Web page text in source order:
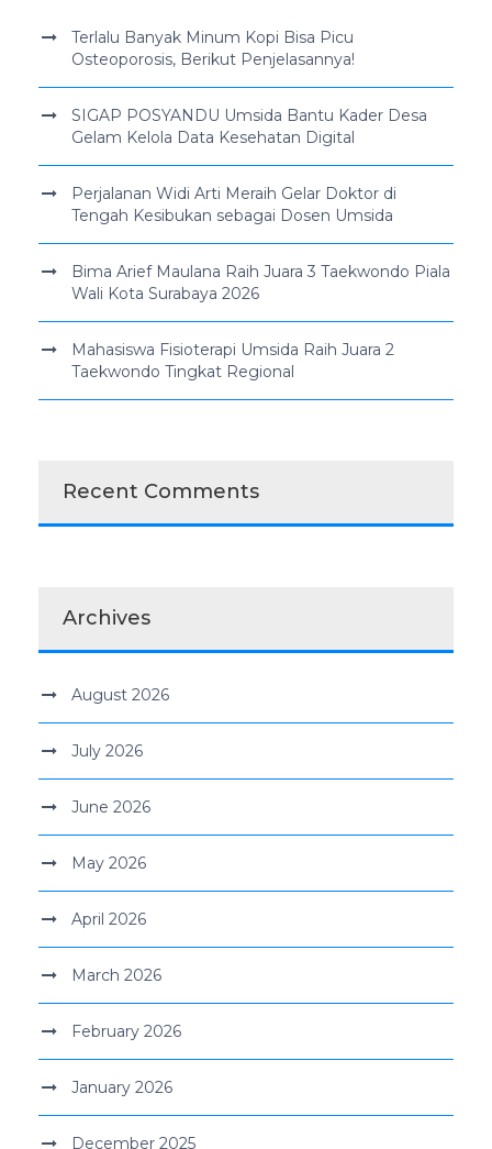
Terlalu Banyak Minum Kopi Bisa Picu
Osteoporosis, Berikut Penjelasannya!
SIGAP POSYANDU Umsida Bantu Kader Desa
Gelam Kelola Data Kesehatan Digital
Perjalanan Widi Arti Meraih Gelar Doktor di
Tengah Kesibukan sebagai Dosen Umsida
Bima Arief Maulana Raih Juara 3 Taekwondo Piala
Wali Kota Surabaya 2026
Mahasiswa Fisioterapi Umsida Raih Juara 2
Taekwondo Tingkat Regional
Recent Comments
Archives
August 2026
July 2026
June 2026
May 2026
April 2026
March 2026
February 2026
January 2026
December 2025